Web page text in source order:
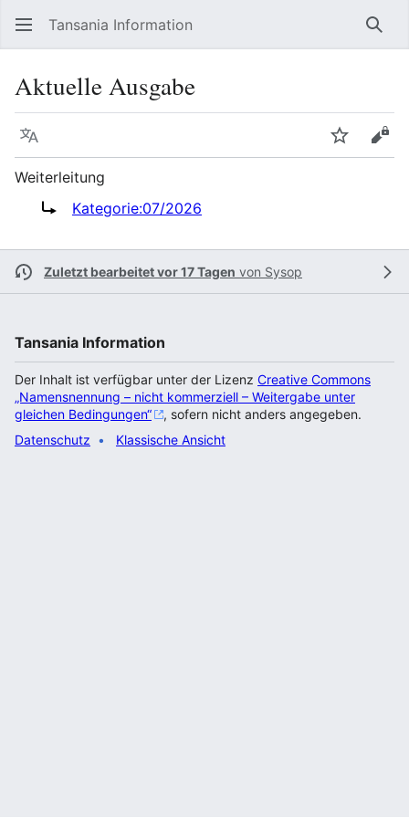
Tansania Information
Aktuelle Ausgabe
Sprache
Weiterleitung
Weiterleitung nach:
Kategorie:07/2026
Zuletzt bearbeitet vor 17 Tagen von Sysop
Tansania Information
Der Inhalt ist verfügbar unter der Lizenz Creative Commons
„Namensnennung – nicht kommerziell – Weitergabe unter
gleichen Bedingungen“
, sofern nicht anders angegeben.
Datenschutz
Klassische Ansicht